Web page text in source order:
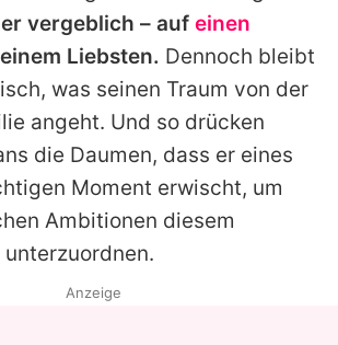
vergeblich – auf einen
Liebsten. Dennoch bleibt
was seinen Traum von der
angeht. Und so drücken
die Daumen, dass er eines
Moment erwischt, um
Ambitionen diesem
Anzeige